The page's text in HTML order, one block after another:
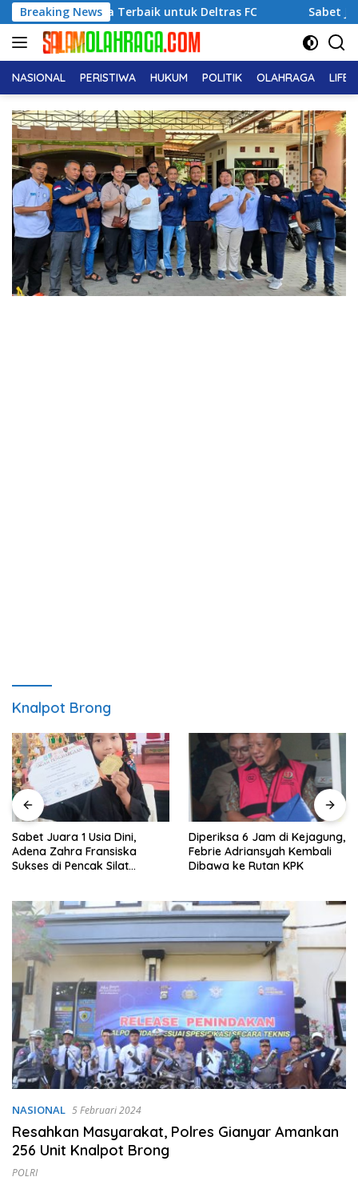
Langsung
ke
konten
Breaking News
Terbaik untuk Deltras FC Sabet Juara 1 Usia
NASIONAL PERISTIWA HUKUM POLITIK OLAHRAGA
Knalpot Brong
Sabet Juara 1 Usia Dini,
Adena Zahra Fransiska
Sukses di Pencak Silat
Diperiksa 6 Jam di Kejagung,
Febrie Adriansyah Kembali
Dibawa ke Rutan KPK
NASIONAL 5 Februari 2024
Resahkan Masyarakat, Polres Gianyar Amankan
256 Unit Knalpot Brong
POLRI